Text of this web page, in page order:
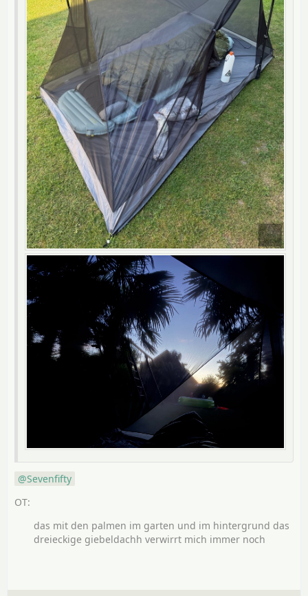
Sevenfifty
das mit den palmen im garten und im hintergrund das
dreieckige giebeldachh verwirrt mich immer noch